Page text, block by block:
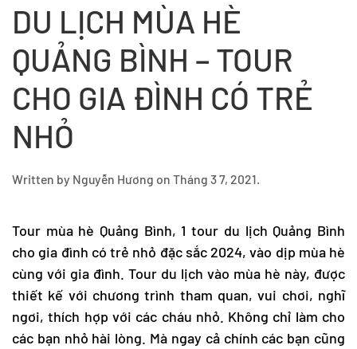
DU LỊCH MÙA HÈ
QUẢNG BÌNH – TOUR
CHO GIA ĐÌNH CÓ TRẺ
NHỎ
Written by Nguyễn Hương on Tháng 3 7, 2021
Tour mùa hè Quảng Bình, 1tour du lịch Quảng Bình
cho gia đình có trẻ nhỏ đặc sắc 2024, vào dịp mùa hè
cùng với gia đình. Tour du lịch vào mùa hè này, được
thiết kế với chương trình tham quan, vui chơi, nghĩ
ngơi, thích hợp với các cháu nhỏ. Không chỉ làm cho
các bạn nhỏ hài lòng. Mà ngay cả chính các bạn cũng